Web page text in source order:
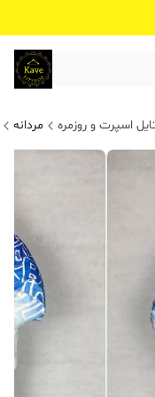
اسپرت و روزمره مردانه